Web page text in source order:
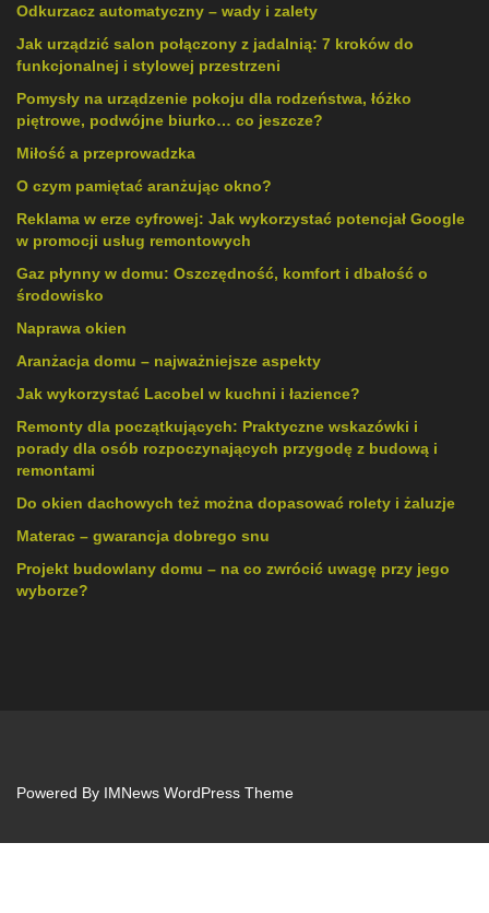
Odkurzacz automatyczny – wady i zalety
Jak urządzić salon połączony z jadalnią: 7 kroków do
funkcjonalnej i stylowej przestrzeni
Pomysły na urządzenie pokoju dla rodzeństwa, łóżko
piętrowe, podwójne biurko… co jeszcze?
Miłość a przeprowadzka
O czym pamiętać aranżując okno?
Reklama w erze cyfrowej: Jak wykorzystać potencjał Google
w promocji usług remontowych
Gaz płynny w domu: Oszczędność, komfort i dbałość o
środowisko
Naprawa okien
Aranżacja domu – najważniejsze aspekty
Jak wykorzystać Lacobel w kuchni i łazience?
Remonty dla początkujących: Praktyczne wskazówki i
porady dla osób rozpoczynających przygodę z budową i
remontami
Do okien dachowych też można dopasować rolety i żaluzje
Materac – gwarancja dobrego snu
Projekt budowlany domu – na co zwrócić uwagę przy jego
wyborze?
Powered By IMNews WordPress Theme